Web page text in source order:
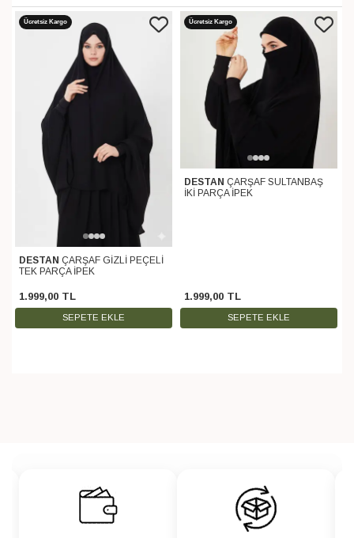
Ücretsiz Kargo
DESTAN ÇARŞAF GİZLİ PEÇELİ
TEK PARÇA İPEK
1.999,00 TL
SEPETE EKLE
Ücretsiz Kargo
DESTAN ÇARŞAF SULTANBAŞ
İKİ PARÇA İPEK
1.999,00 TL
SEPETE EKLE